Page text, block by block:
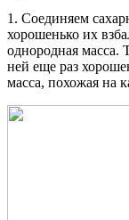
1. Соединяем
хорошенько их
однородная масса.
ней еще раз
масса, похожая на